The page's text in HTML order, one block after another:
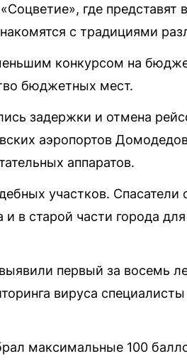
где представят
с традициями
конкурсом на
бюджетных мест.
задержки и отмена
аэропортов
аппаратов.
участков. Спасатели
в старой части города
первый за восемь
вируса
максимальные 100